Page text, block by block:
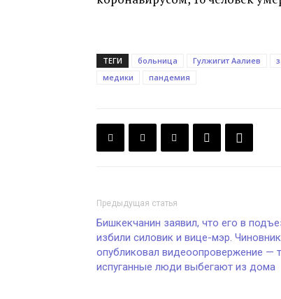
ТЕГИ больница Гулжигит Аалиев
медики
пандемия
Предыдущая статья
Бишкекчанин заявил, что его в
избили силовик и вице-мэр.
опубликовал видеоопровержение —
испуганные люди выбегают из дома